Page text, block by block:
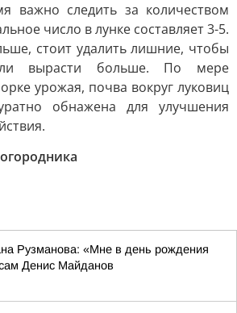
важно следить за количеством
число в лунке составляет 3-5.
стоит удалить лишние, чтобы
вырасти больше. По мере
урожая, почва вокруг луковиц
обнажена для улучшения
Рузманова: «Мне в день рождения
Денис Майданов